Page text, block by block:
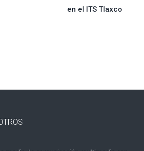
en el ITS Tlaxco